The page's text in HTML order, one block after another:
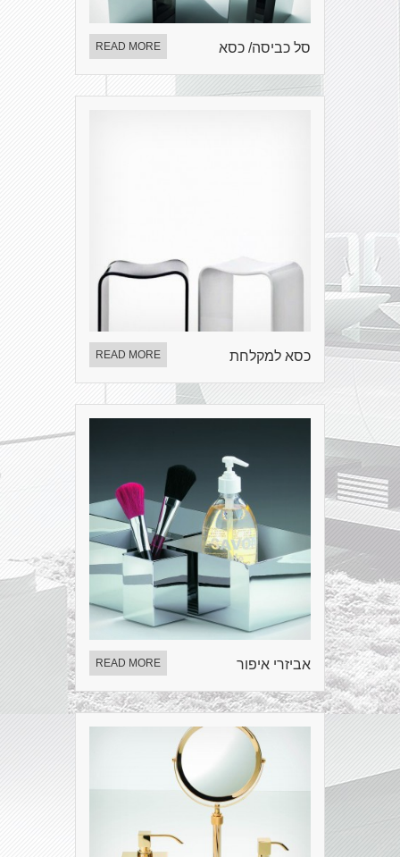
סל כביסה/ כסא READ MORE
כסא למקלחת READ MORE
אביזרי איפור READ MORE